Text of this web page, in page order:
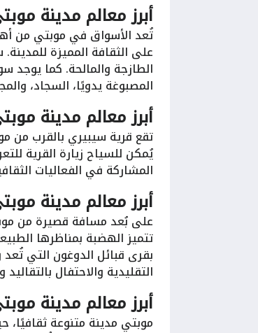
أبرز معالم مدينة
تُعد الأسواق في موبتي من أهم
على الثقافة المميزة
الطازجة والمالحة. كما يوجد
المصبوغة يدويًا، السجاد،
أبرز معالم مدينة
تقع قرية سيبيري بالقرب من
يُمكن للسياح زيارة القرية
المشاركة في الفعاليات
أبرز معالم مدينة
على بُعد مسافة قصيرة من
تتميز الهضبة بمناظرها
بقرى قبائل الدوغون التي
التقليدية والاحتفال
أبرز معالم مدينة
موبتي مدينة متنوعة